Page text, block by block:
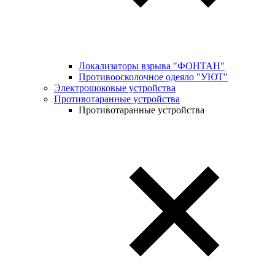
Локализаторы взрыва "ФОНТАН"
Противоосколочное одеяло "УЮТ"
Электрошоковые устройства
Противотаранные устройства
Противотаранные устройства